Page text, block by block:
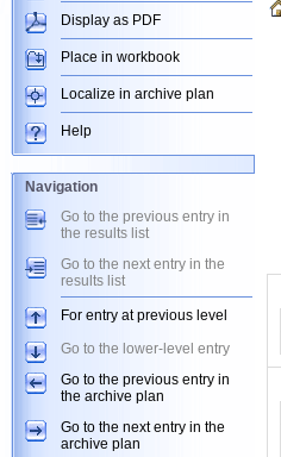
Display as PDF
Place in workbook
Localize in archive plan
Help
Navigation
Go to the previous entry in
the results list
Go to the next entry in the
results list
For entry at previous level
Go to the lower-level entry
Go to the previous entry in
the archive plan
Go to the next entry in the
archive plan